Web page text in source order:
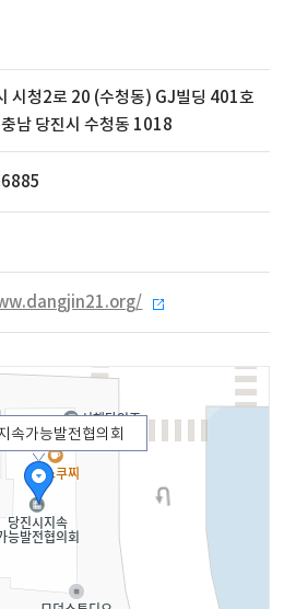
시청2로 20 (수청동) GJ빌딩 401호
남 당진시 수청동 1018
속가능발전협의회